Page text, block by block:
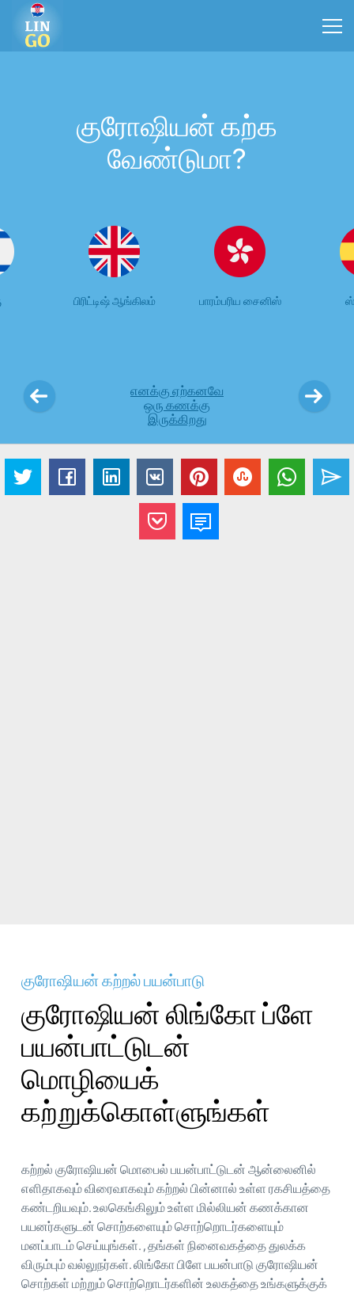
குரோஷியன் கற்க
வேண்டுமா?
பிரிட்டிஷ் ஆங்கிலம் பாரம்பரிய சைனிஸ்
எனக்கு ஏற்கனவே
ஒரு கணக்கு
இருக்கிறது
குரோஷியன் கற்றல் பயன்பாடு
குரோஷியன் லிங்கோ ப்ளே
பயன்பாட்டுடன்
மொழியைக்
கற்றுக்கொள்ளுங்கள்
கற்றல் குரோஷியன் மொபைல் பயன்பாட்டுடன் ஆன்லைனில்
எளிதாகவும் விரைவாகவும் கற்றல் பின்னால் உள்ள ரகசியத்தை
கண்டறியவும். உலகெங்கிலும் உள்ள மில்லியன் கணக்கான
பயனர்களுடன் சொற்களையும் சொற்றொடர்களையும்
மனப்பாடம் செய்யுங்கள். , தங்கள் நினைவகத்தை துலக்க
விரும்பும் வல்லுநர்கள். லிங்கோ பிளே பயன்பாடு குரோஷியன்
சொற்கள் மற்றும் சொற்றொடர்களின் உலகத்தை உங்களுக்குக்